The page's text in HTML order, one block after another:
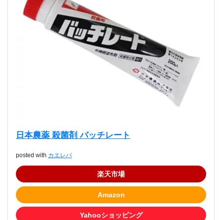
日本農薬 殺菌剤 バッチレート
posted with カエレバ
楽天市場
Amazon
Yahooショッピング